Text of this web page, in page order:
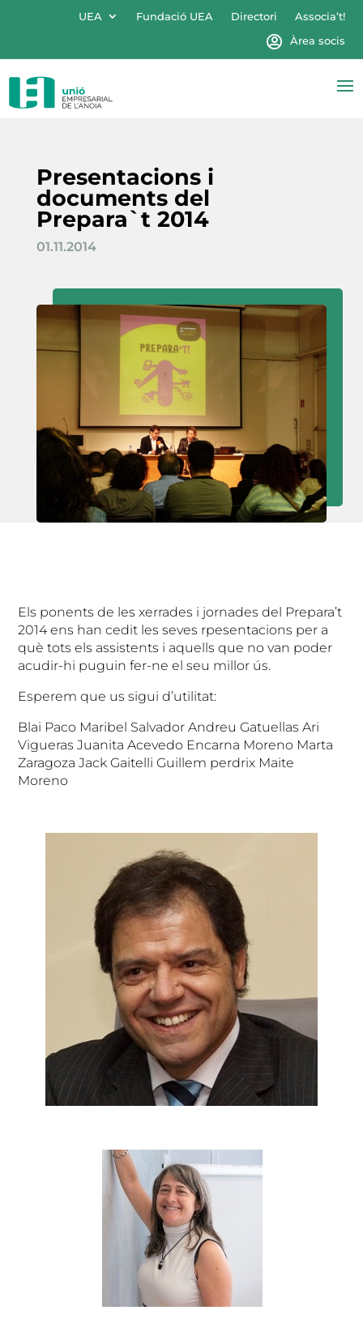
UEA Fundació UEA Directori
Associa’t!
Àrea socis
Presentacions i
documents del
Prepara`t 2014
01.11.2014
Els ponents de les xerrades i jornades del Prepara’t
2014 ens han cedit les seves rpesentacions per a
què tots els assistents i aquells que no van poder
acudir-hi puguin fer-ne el seu millor ús.
Esperem que us sigui d’utilitat:
Blai Paco Maribel Salvador Andreu Gatuellas Ari
Vigueras Juanita Acevedo Encarna Moreno Marta
Zaragoza Jack Gaitelli Guillem perdrix Maite
Moreno